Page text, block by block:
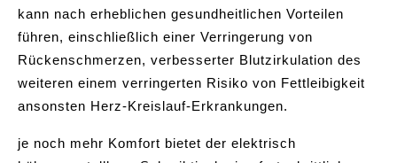
kann nach erheblichen gesundheitlichen Vorteilen
führen, einschließlich einer Verringerung von
Rückenschmerzen, verbesserter Blutzirkulation des
weiteren einem verringerten Risiko von Fettleibigkeit
ansonsten Herz-Kreislauf-Erkrankungen.
je noch mehr Komfort bietet der elektrisch